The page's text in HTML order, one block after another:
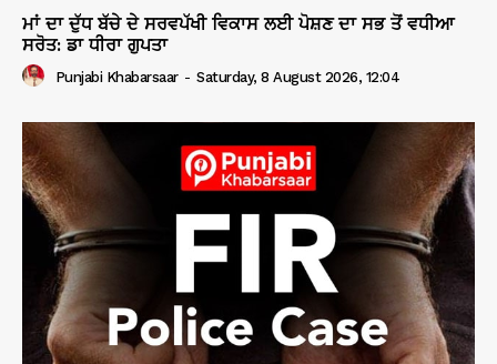
ਮਾਂ ਦਾ ਦੁੱਧ ਬੱਚੇ ਦੇ ਸਰਵਪੱਖੀ ਵਿਕਾਸ ਲਈ ਪੋਸ਼ਣ ਦਾ ਸਭ ਤੋਂ ਵਧੀਆ
ਸਰੋਤ: ਡਾ ਧੀਰਾ ਗੁਪਤਾ
Punjabi Khabarsaar - Saturday, 8 August 2026, 12:04